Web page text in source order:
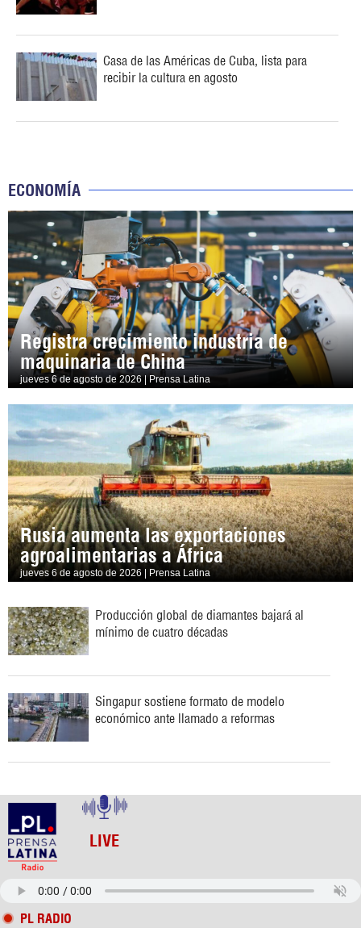
Casa de las Américas de Cuba, lista para
recibir la cultura en agosto
ECONOMÍA
Registra crecimiento industria de
maquinaria de China
jueves 6 de agosto de 2026 | Prensa Latina
Rusia aumenta las exportaciones
agroalimentarias a África
jueves 6 de agosto de 2026 | Prensa Latina
Producción global de diamantes bajará al
mínimo de cuatro décadas
Singapur sostiene formato de modelo
económico ante llamado a reformas
LIVE
PL RADIO